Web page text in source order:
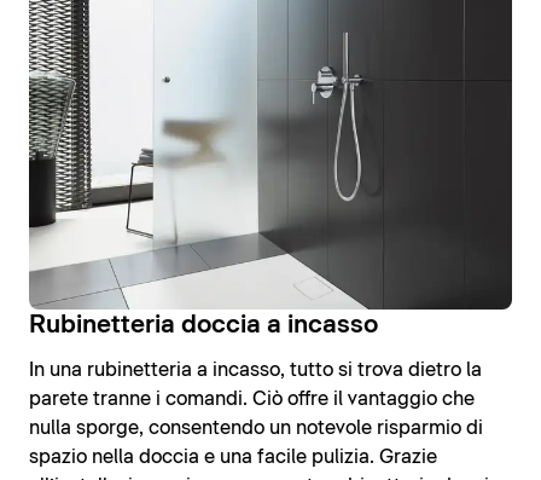
Rubinetteria doccia a incasso
In una rubinetteria a incasso, tutto si trova dietro la
parete tranne i comandi. Ciò offre il vantaggio che
nulla sporge, consentendo un notevole risparmio di
spazio nella doccia e una facile pulizia. Grazie